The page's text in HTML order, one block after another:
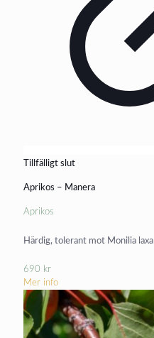
Tillfälligt slut
Aprikos – Manera
Aprikos
Härdig, tolerant mot Monilia laxa
690 kr
Mer info